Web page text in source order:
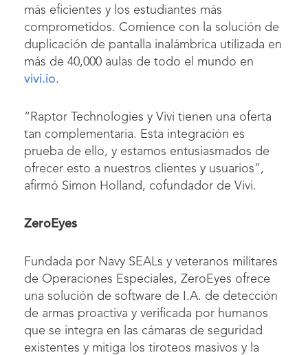
más eficientes y los estudiantes más
comprometidos. Comience con la solución de
duplicación de pantalla inalámbrica utilizada en
más de 40,000 aulas de todo el mundo en
vivi.io.
“Raptor Technologies y Vivi tienen una oferta
tan complementaria. Esta integración es
prueba de ello, y estamos entusiasmados de
ofrecer esto a nuestros clientes y usuarios”,
afirmó Simon Holland, cofundador de Vivi.
ZeroEyes
Fundada por Navy SEALs y veteranos militares
de Operaciones Especiales, ZeroEyes ofrece
una solución de software de I.A. de detección
de armas proactiva y verificada por humanos
que se integra en las cámaras de seguridad
existentes y mitiga los tiroteos masivos y la